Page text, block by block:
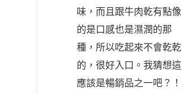
味，而且跟牛肉乾有點像
的是口感也是濕潤的那
種，所以吃起來不會乾乾
的，很好入口。我猜想這
應該是暢銷品之一吧？！